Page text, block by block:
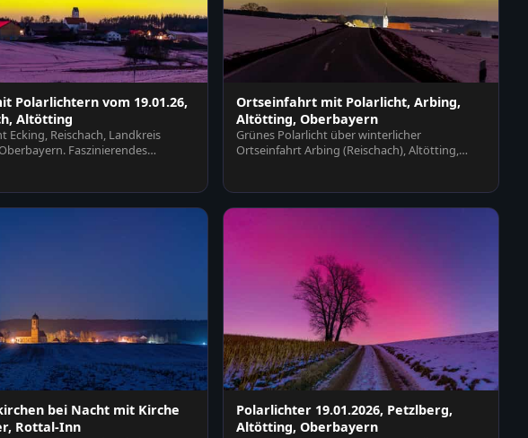
Polarlichtern vom 19.01.26,
Altötting
Ecking, Reischach, Landkreis
Faszinierendes
Ortseinfahrt mit Polarlicht, Arbing,
Altötting, Oberbayern
Grünes Polarlicht über winterlicher
Ortseinfahrt Arbing (Reischach), Altötting,
bei Nacht mit Kirche
Rottal-Inn
Polarlichter 19.01.2026, Petzlberg,
Altötting, Oberbayern